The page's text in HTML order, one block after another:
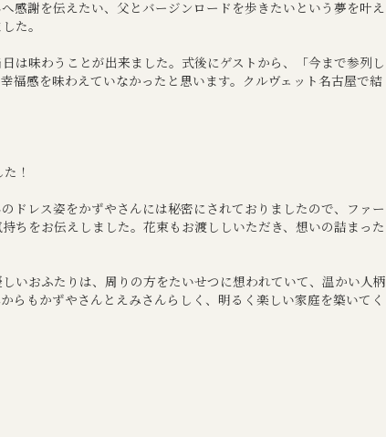
感謝を伝えたい、父とバージンロードを歩きたいという夢を叶え
た。
は味わうことが出来ました。式後にゲストから、「今まで参列し
福感を味わえていなかったと思います。クルヴェット名古屋で結
！
ドレス姿をかずやさんには秘密にされておりましたので、ファー
ちをお伝えしました。花束もお渡ししいただき、想いの詰まった
いおふたりは、周りの方をたいせつに想われていて、温かい人柄
らもかずやさんとえみさんらしく、明るく楽しい家庭を築いてく